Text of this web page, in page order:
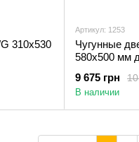
310х530
Артикул: 1253
Чугунные
580х500 мм
9 675 грн
В наличии